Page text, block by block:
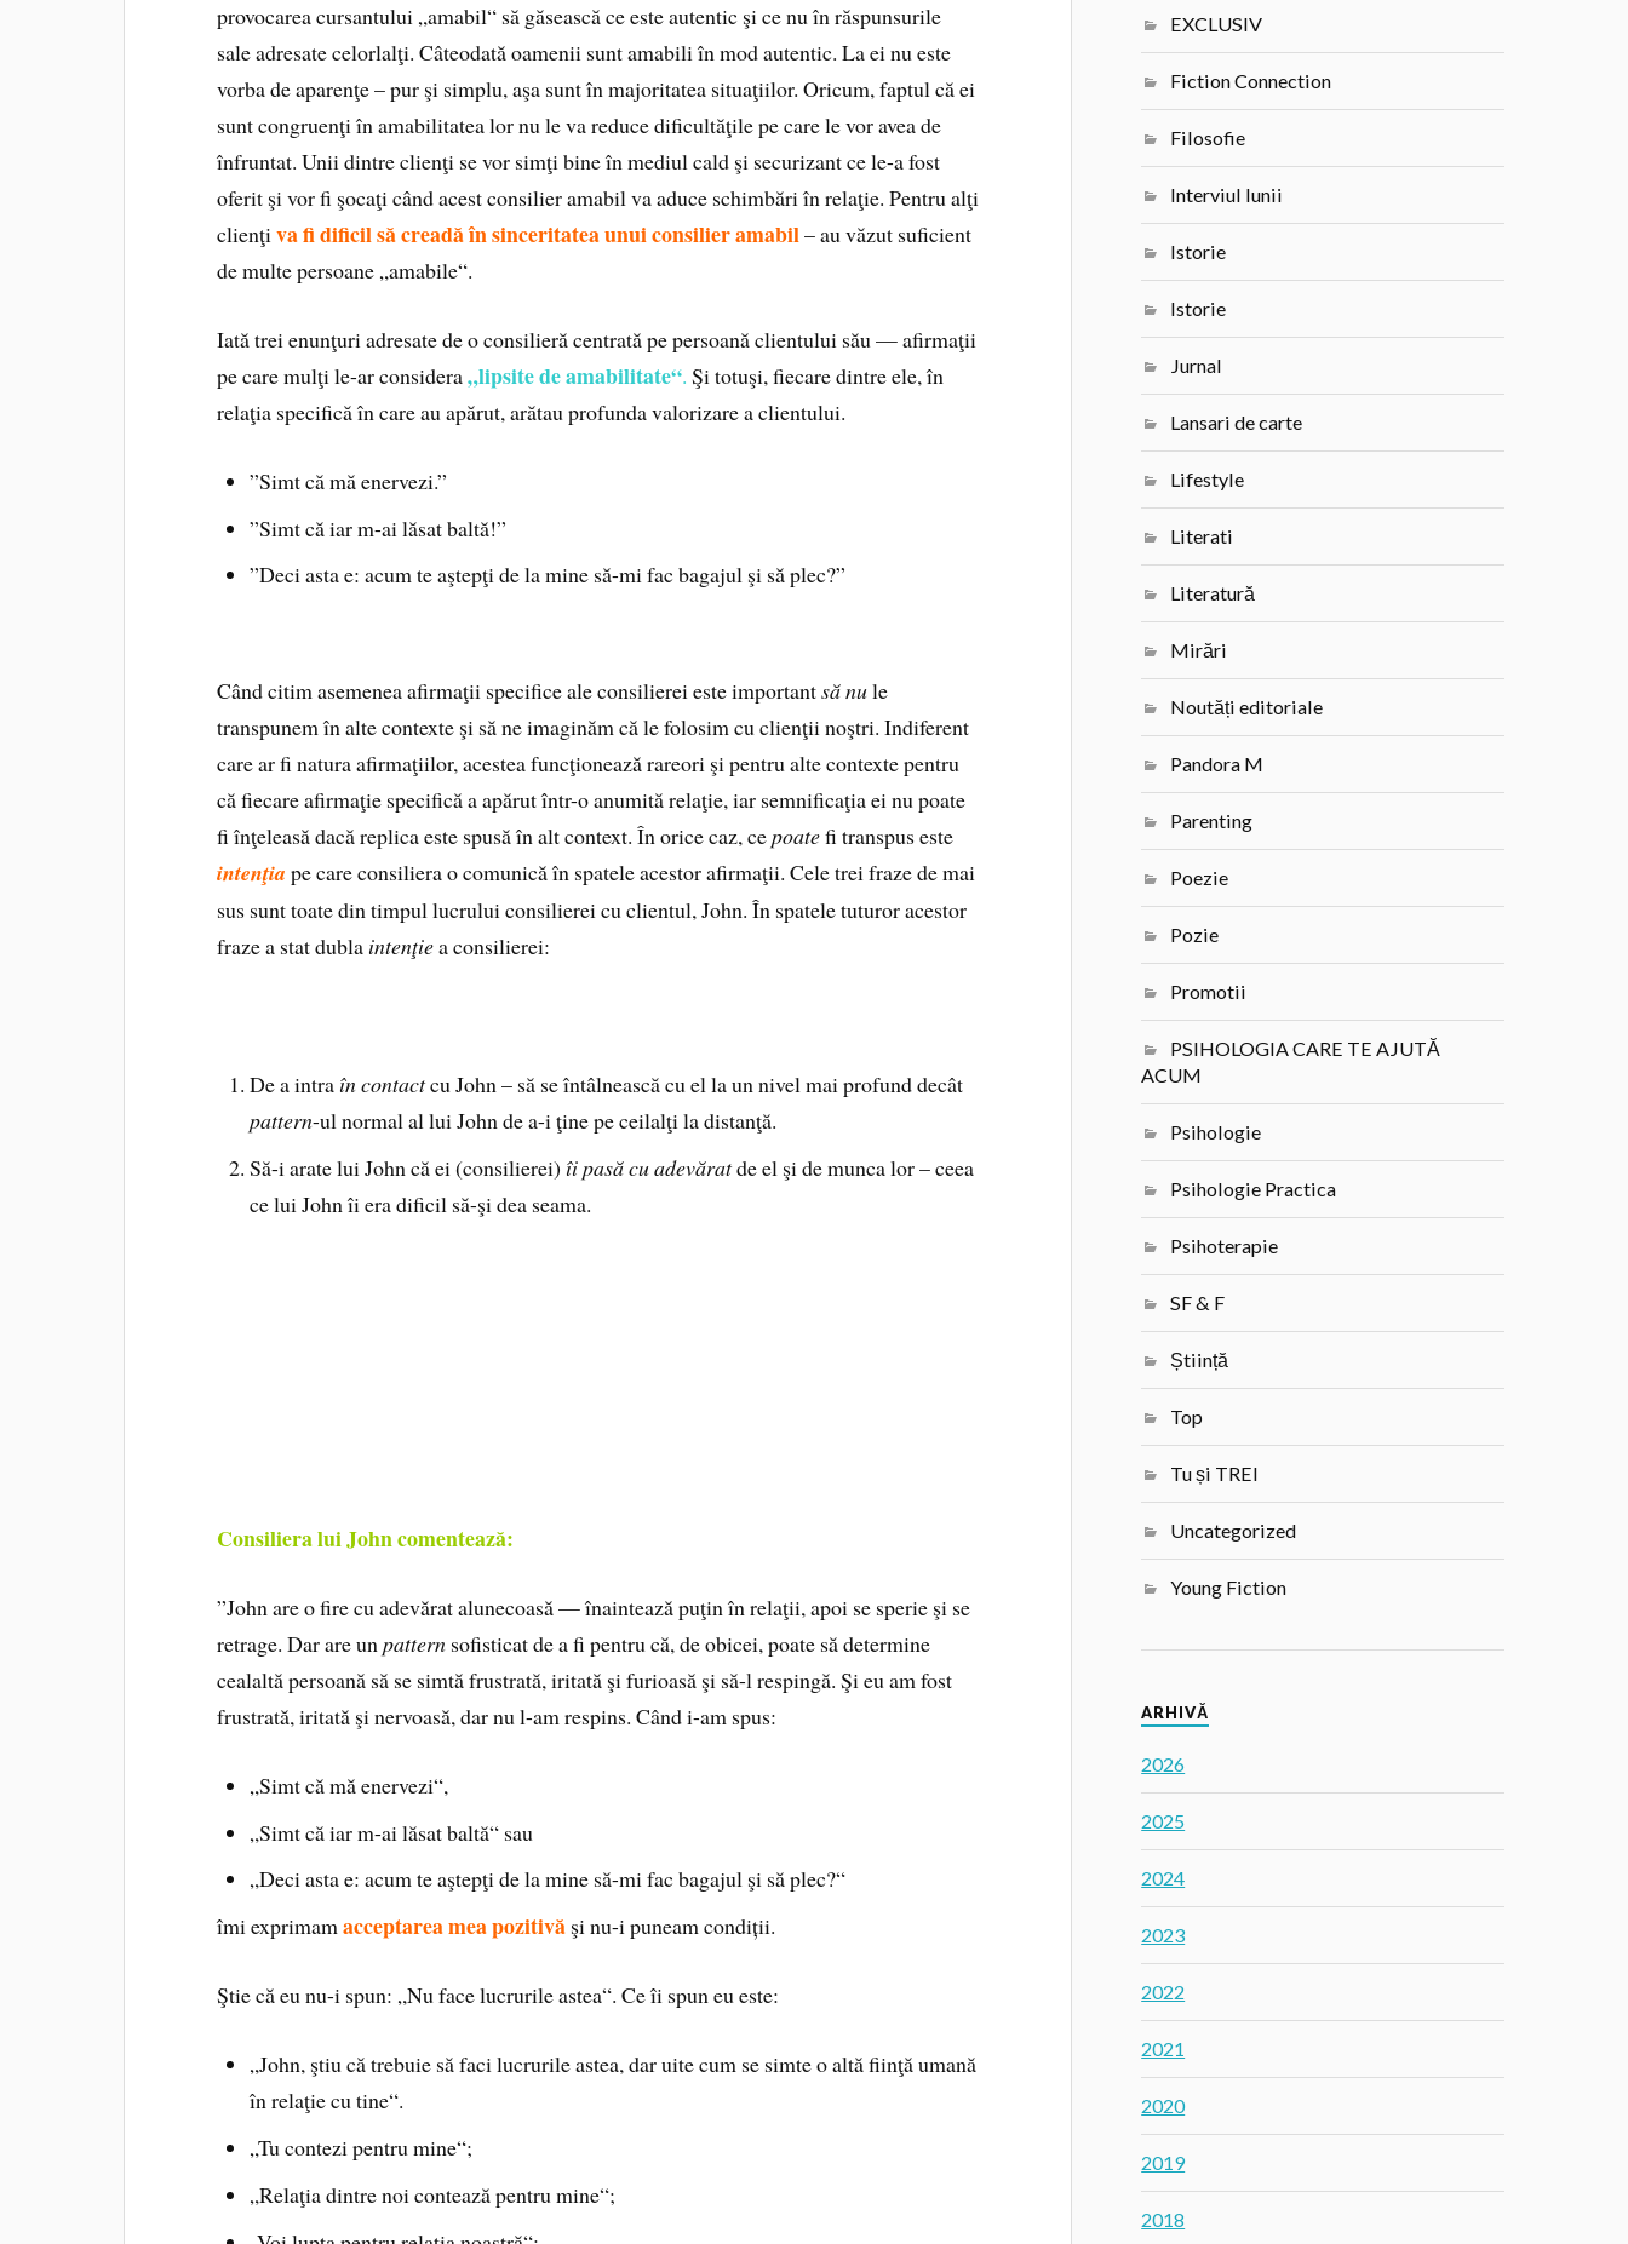
provocarea cursantului „amabil“ să găsească ce este autentic şi ce nu în răspunsurile
sale adresate celorlalţi. Câteodată oamenii sunt amabili în mod autentic. La ei nu este
vorba de aparenţe – pur şi simplu, aşa sunt în majoritatea situaţiilor. Oricum, faptul că ei
sunt congruenţi în amabilitatea lor nu le va reduce dificultăţile pe care le vor avea de
înfruntat. Unii dintre clienţi se vor simţi bine în mediul cald şi securizant ce le-a fost
oferit şi vor fi şocaţi când acest consilier amabil va aduce schimbări în relaţie. Pentru alţi
clienţiva fi dificil să creadă în sinceritatea unui consilier amabil– au văzut suficient
de multe persoane „amabile“.
Iată trei enunţuri adresate de o consilieră centrată pe persoană clientului său — afirmaţii
pe care mulţi le-ar considera„lipsite de amabilitate“. Şi totuşi, fiecare dintre ele, în
relaţia specifică în care au apărut, arătau profunda valorizare a clientului.
”Simt că mă enervezi.”
”Simt că iar m-ai lăsat baltă!”
”Deci asta e: acum te aştepţi de la mine să-mi fac bagajul şi să plec?”
Când citim asemenea afirmaţii specifice ale consilierei este importantsă nule
transpunem în alte contexte şi să ne imaginăm că le folosim cu clienţii noştri. Indiferent
care ar fi natura afirmaţiilor, acestea funcţionează rareori şi pentru alte contexte pentru
că fiecare afirmaţie specifică a apărut într-o anumită relaţie, iar semnificaţia ei nu poate
fi înţeleasă dacă replica este spusă în alt context. În orice caz, cepoatefi transpus este
intenţia pe care consiliera o comunică în spatele acestor afirmaţii. Cele trei fraze de mai
sus sunt toate din timpul lucrului consilierei cu clientul, John. În spatele tuturor acestor
fraze a stat dubla intenţiea consilierei:
De a intra în contactcu John – să se întâlnească cu el la un nivel mai profund decât
pattern-ul normal al lui John de a-i ţine pe ceilalţi la distanţă.
Să-i arate lui John că ei (consilierei) îi pasă cu adevăratde el şi de munca lor – ceea
ce lui John îi era dificil să-şi dea seama.
Consiliera lui John comentează:
”John are o fire cu adevărat alunecoasă — înaintează puţin în relaţii, apoi se sperie şi se
retrage. Dar are unpattern sofisticat de a fi pentru că, de obicei, poate să determine
cealaltă persoană să se simtă frustrată, iritată şi furioasă şi să-l respingă. Şi eu am fost
frustrată, iritată şi nervoasă, dar nu l-am respins. Când i-am spus:
„Simt că mă enervezi“,
„Simt că iar m-ai lăsat baltă“ sau
„Deci asta e: acum te aştepţi de la mine să-mi fac bagajul şi să plec?“
îmi exprimamacceptarea mea pozitivă şi nu-i puneam condiții.
Ştie că eu nu-i spun: „Nu face lucrurile astea“. Ce îi spun eu este:
„John, ştiu că trebuie să faci lucrurile astea, dar uite cum se simte o altă fiinţă umană
în relaţie cu tine“.
„Tu contezi pentru mine“;
„Relaţia dintre noi contează pentru mine“;
EXCLUSIV
Fiction Connection
Filosofie
Interviul lunii
Istorie
Istorie
Jurnal
Lansari de carte
Lifestyle
Literati
Literatură
Mirări
Noutăți editoriale
Pandora M
Parenting
Poezie
Pozie
Promotii
PSIHOLOGIA CARE TE AJUTĂ
ACUM
Psihologie
Psihologie Practica
Psihoterapie
SF & F
Știință
Top
Tu și TREI
Uncategorized
Young Fiction
ARHIVĂ
2026
2025
2024
2023
2022
2021
2020
2019
2018